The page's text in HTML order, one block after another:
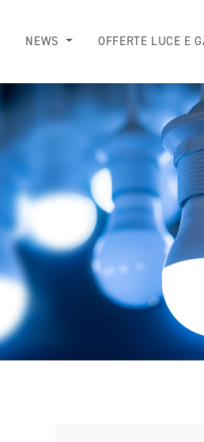
NEWS OFFERTE LUCE E